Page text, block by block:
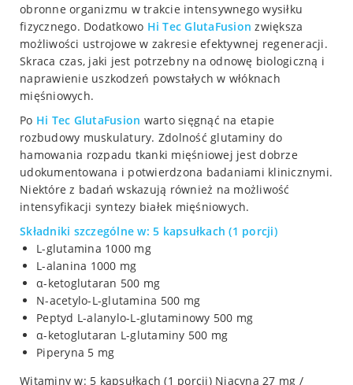
obronne organizmu w trakcie intensywnego wysiłku
fizycznego. Dodatkowo Hi Tec GlutaFusion zwiększa
możliwości ustrojowe w zakresie efektywnej regeneracji.
Skraca czas, jaki jest potrzebny na odnowę biologiczną i
naprawienie uszkodzeń powstałych w włóknach
mięśniowych.
Po Hi Tec GlutaFusion warto sięgnąć na etapie
rozbudowy muskulatury. Zdolność glutaminy do
hamowania rozpadu tkanki mięśniowej jest dobrze
udokumentowana i potwierdzona badaniami klinicznymi.
Niektóre z badań wskazują również na możliwość
intensyfikacji syntezy białek mięśniowych.
Składniki szczególne w: 5 kapsułkach (1 porcji)
L-glutamina 1000 mg
L-alanina 1000 mg
α-ketoglutaran 500 mg
N-acetylo-L-glutamina 500 mg
Peptyd L-alanylo-L-glutaminowy 500 mg
α-ketoglutaran L-glutaminy 500 mg
Piperyna 5 mg
Witaminy w: 5 kapsułkach (1 porcji) Niacyna 27 mg /